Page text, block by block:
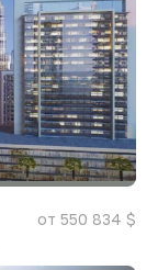
от 550 834 $